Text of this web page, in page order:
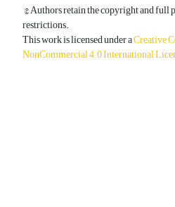
© Authors retain the copyright and
restrictions.
This work is licensed under aCreative
NonCommercial 4.0 International